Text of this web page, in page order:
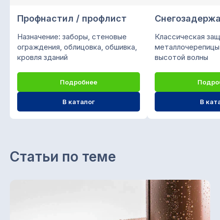
Профнастил / профлист
Назначение: заборы, стеновые
ограждения, облицовка, обшивка,
кровля зданий
Подробнее
В каталог
Классическая
высотой волны
В
Статьи по теме
ИНН 1657197605 / КПП 168501001
ОГРН 1151690056957
Каталог
Снегозадержатели
Профнастил (профлист)
Металлочерепица